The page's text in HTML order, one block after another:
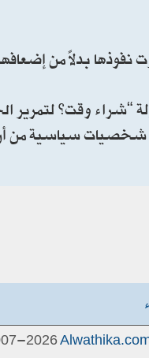
بدلاً من
“شراء وقت”
شخصيات سياسية من
2026